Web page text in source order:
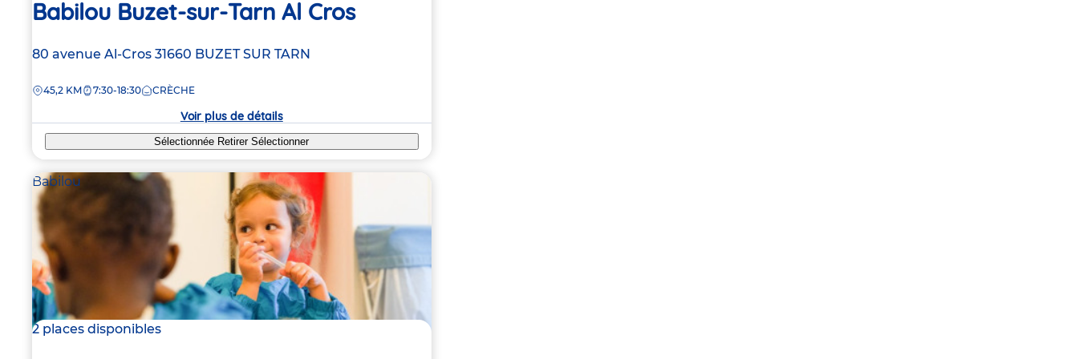
Babilou Buzet-sur-Tarn Al Cros
Adresse
la
80 avenue Al-Cros 31660 BUZET SUR TARN
DISTANCE
45,2 KM 7:30-18:30 CRÈCHE
Voir plus de détails
Sélectionnée RetirerSélectionner
Babilou
2 places disponibles